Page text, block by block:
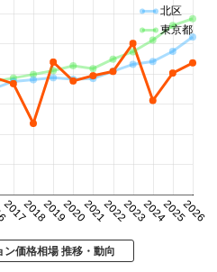
2017201820192020202120222023202420252026
北区
東京都
価格相場 推移・動向